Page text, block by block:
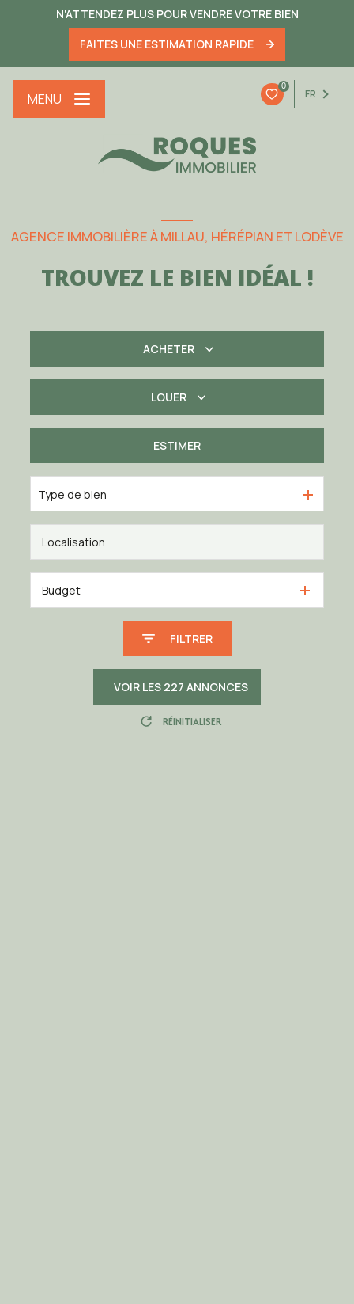
N'ATTENDEZ PLUS POUR VENDRE VOTRE BIEN
FAITES UNE ESTIMATION RAPIDE
0
FR
MENU
AGENCE IMMOBILIÈRE À MILLAU, HÉRÉPIAN ET LODÈVE
TROUVEZ LE BIEN IDÉAL !
ACHETER
De l'immo pro
LOUER
ESTIMER
Type de bien
Budget
FILTRER
VOIR LES 227 ANNONCES
RÉINITIALISER